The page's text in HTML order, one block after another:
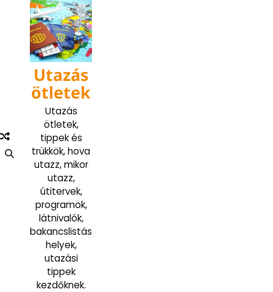
content
Utazás
ötletek
Utazás
ötletek,
tippek és
trükkök, hova
utazz, mikor
utazz,
útitervek,
programok,
látnivalók,
bakancslistás
helyek,
utazási
tippek
kezdőknek.